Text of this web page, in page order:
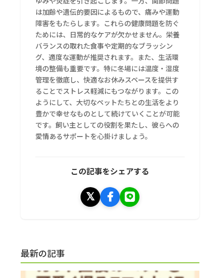
は加齢や遺伝的要因によるもので、痛みや運動
障害をもたらします。これらの健康問題を防ぐ
ためには、日常的なケアが欠かせません。栄養
バランスの取れた食事や定期的なブラッシン
グ、適度な運動が推奨されます。また、生活環
境の整備も重要です。特に冬場には温度・湿度
管理を徹底し、快適なお休みスペースを提供す
ることでストレス軽減にもつながります。この
ようにして、大切なペットたちとの生活をより
豊かで幸せなものとして続けていくことが可能
です。飼い主としての役割を果たし、彼らへの
愛情あるサポートを心掛けましょう。
この記事をシェアする
最新の記事